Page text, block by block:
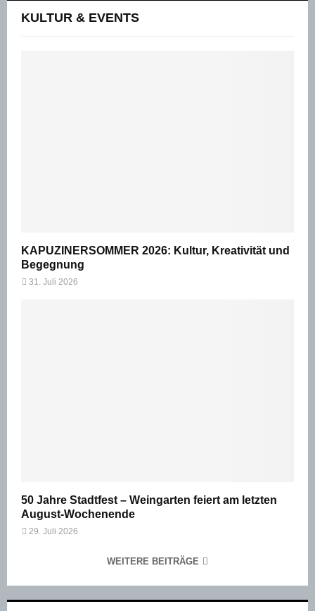
KULTUR & EVENTS
KAPUZINERSOMMER 2026: Kultur, Kreativität und
Begegnung
31. Juli 2026
50 Jahre Stadtfest – Weingarten feiert am letzten
August-Wochenende
29. Juli 2026
WEITERE BEITRÄGE